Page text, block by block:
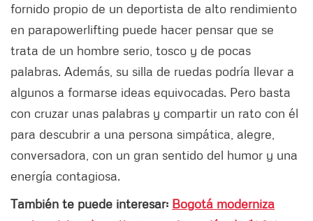
fornido propio de un deportista de alto rendimiento
en parapowerlifting puede hacer pensar que se
trata de un hombre serio, tosco y de pocas
palabras. Además, su silla de ruedas podría llevar a
algunos a formarse ideas equivocadas. Pero basta
con cruzar unas palabras y compartir un rato con él
para descubrir a una persona simpática, alegre,
conversadora, con un gran sentido del humor y una
energía contagiosa.
También te puede interesar: Bogotá moderniza